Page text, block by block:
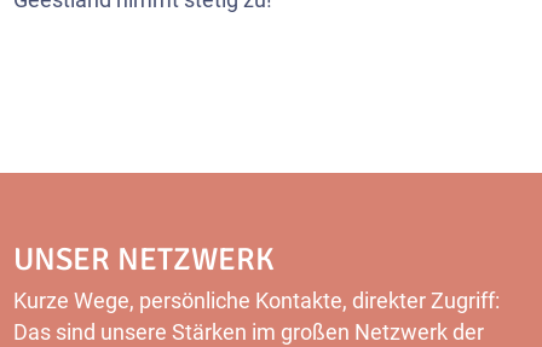
UNSER NETZWERK
Kurze Wege, persönliche Kontakte, direkter Zugriff:
Das sind unsere Stärken im großen Netzwerk der